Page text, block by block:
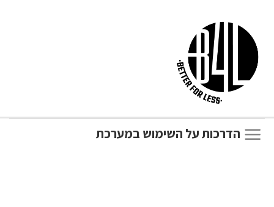
הדרכות על השימוש במערכת